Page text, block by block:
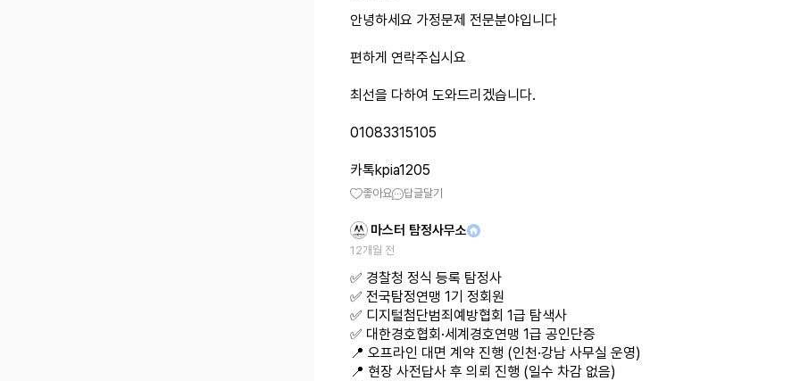
안녕하세요 가정문제 전문분야입니다
편하게 연락주십시요
최선을 다하여 도와드리겠습니다.
01083315105
카톡kpia1205
좋아요 답글달기
마스터 탐정사무소
12개월 전
✅ 경찰청 정식 등록 탐정사
✅ 전국탐정연맹 1기 정회원
✅ 디지털첨단범죄예방협회 1급 탐색사
✅ 대한경호협회·세계경호연맹 1급 공인단증
📍 오프라인 대면 계약 진행 (인천·강남 사무실 운영)
📍 현장 사전답사 후 의뢰 진행 (일수 차감 없음)